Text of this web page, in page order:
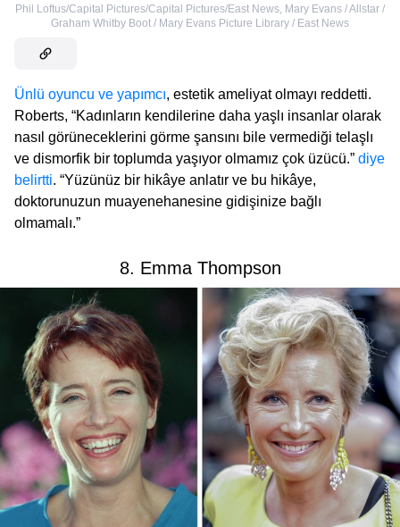
Phil Loftus/Capital Pictures/Capital Pictures/East News, Mary Evans / Allstar /
Graham Whitby Boot / Mary Evans Picture Library / East News
Ünlü oyuncu ve yapımcı, estetik ameliyat olmayı reddetti.
Roberts, “Kadınların kendilerine daha yaşlı insanlar olarak
nasıl görüneceklerini görme şansını bile vermediği telaşlı
ve dismorfik bir toplumda yaşıyor olmamız çok üzücü.” diye
belirtti. “Yüzünüz bir hikâye anlatır ve bu hikâye,
doktorunuzun muayenehanesine gidişinize bağlı
olmamalı.”
8. Emma Thompson